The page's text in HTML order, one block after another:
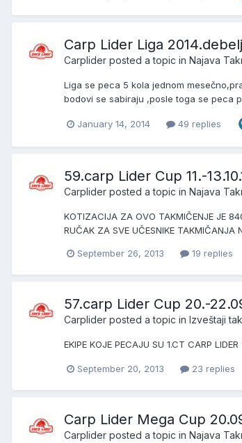
Carp Lider Liga
Carplider posted a topic in Najava
Liga se peca 5 kola jednom
bodovi se sabiraju ,posle toga se peca
January 14, 2014 49 replies
59.carp Lider Cup 11.-
Carplider posted a topic in Najava
KOTIZACIJA ZA OVO TAKMIČENJE JE
RUČAK ZA SVE UČESNIKE TAKMIČANJA
September 26, 2013 19 replies
57.carp Lider Cup 20.-
Carplider posted a topic in Izveštaji
EKIPE KOJE PECAJU SU 1.CT CARP
September 20, 2013 23 replies
Carp Lider Mega Cup
Carplider posted a topic in Najava